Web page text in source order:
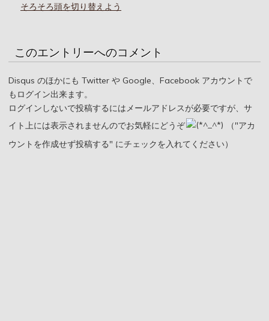
そろそろ頭を切り替えよう
このエントリーへのコメント
Disqus のほかにも Twitter や Google、Facebook アカウントで
もログイン出来ます。
ログインしないで投稿するにはメールアドレスが必要ですが、サ
イト上には表示されませんのでお気軽にどうぞ
（"アカ
ウントを作成せず投稿する" にチェックを入れてください）